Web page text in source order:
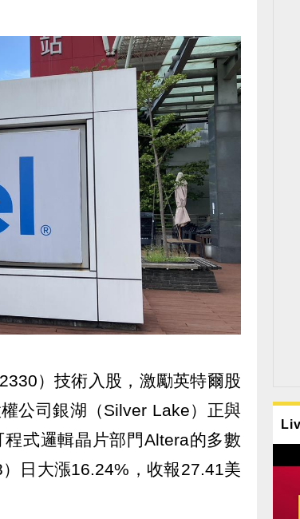
）技術入股，激勵英特爾股
公司銀湖（Silver Lake）正與
式邏輯晶片部門Altera的多數
日大漲16.24%，收報27.41美